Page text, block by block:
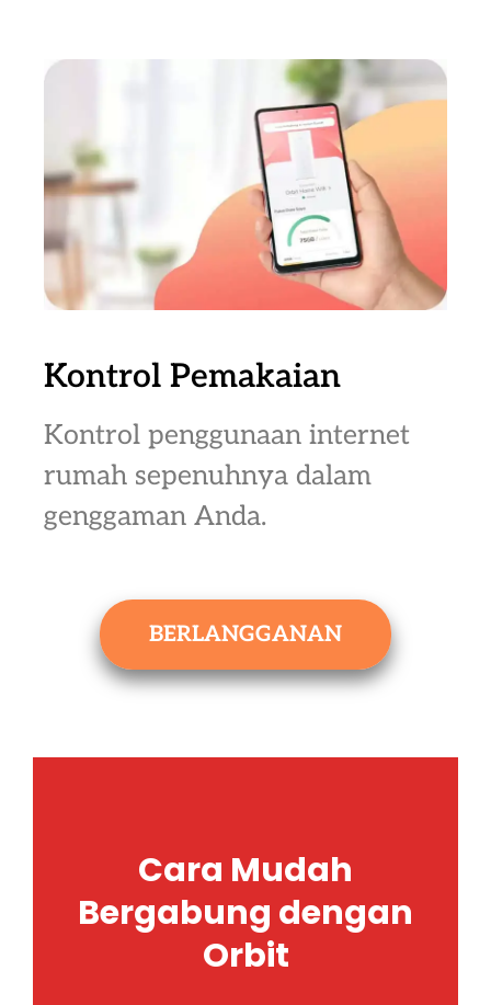
Kontrol Pemakaian
Kontrol penggunaan internet
rumah sepenuhnya dalam
genggaman Anda.
BERLANGGANAN
Cara Mudah
Bergabung dengan
Orbit